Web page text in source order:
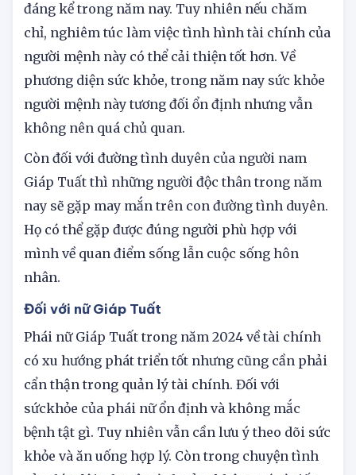
nam Tuổi Tuất mệnh Hỏa không có thay đổi
đáng kể trong năm nay. Tuy nhiên nếu chăm
chỉ, nghiêm túc làm việc tình hình tài chính của
người mệnh này có thể cải thiện tốt hơn. Về
phương diện sức khỏe, trong năm nay sức khỏe
người mệnh này tương đối ổn định nhưng vẫn
không nên quá chủ quan.
Còn đối với đường tình duyên của người nam
Giáp Tuất thì những người độc thân trong năm
nay sẽ gặp may mắn trên con đường tình duyên.
Họ có thể gặp được đúng người phù hợp với
mình về quan điểm sống lẫn cuộc sống hôn
nhân.
Đối với nữ Giáp Tuất
Phái nữ Giáp Tuất trong năm 2024 về tài chính
có xu hướng phát triển tốt nhưng cũng cần phải
cẩn thận trong quản lý tài chính. Đối với
sứckhỏe của phái nữ ổn định và không mắc
bệnh tật gì. Tuy nhiên vẫn cần lưu ý theo dõi sức